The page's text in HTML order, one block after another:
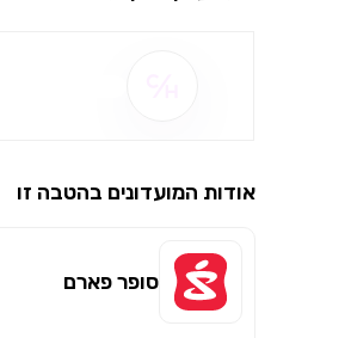
אודות המועדונים בהטבה זו
סופר פארם